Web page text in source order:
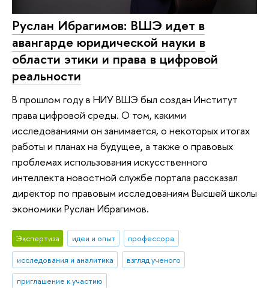
Руслан Ибрагимов: ВШЭ идет в
авангарде юридической науки в
области этики и права в цифровой
реальности
В прошлом году в НИУ ВШЭ был создан Институт
права цифровой среды. О том, какими
исследованиями он занимается, о некоторых итогах
работы и планах на будущее, а также о правовых
проблемах использования искусственного
интеллекта новостной службе портала рассказал
директор по правовым исследованиям Высшей школы
экономики Руслан Ибрагимов.
Экспертиза идеи и опыт
профессора
исследования и аналитика
взгляд ученого
приглашение к участию